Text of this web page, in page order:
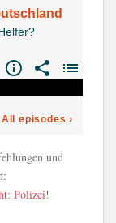
und
Polizei!